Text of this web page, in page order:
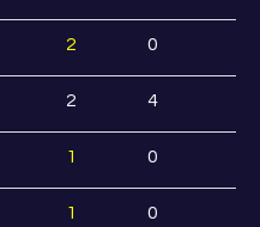
2 0
2 4
1 0
1 0